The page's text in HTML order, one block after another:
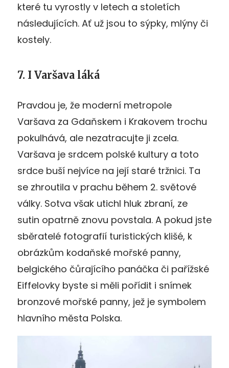
které tu vyrostly v letech a stoletích
následujících. Ať už jsou to sýpky, mlýny či
kostely.
7. I Varšava láká
Pravdou je, že moderní metropole
Varšava za Gdaňskem i Krakovem trochu
pokulhává, ale nezatracujte ji zcela.
Varšava je srdcem polské kultury a toto
srdce buší nejvíce na její staré tržnici. Ta
se zhroutila v prachu během 2. světové
války. Sotva však utichl hluk zbraní, ze
sutin opatrně znovu povstala. A pokud jste
sběratelé fotografií turistických klišé, k
obrázkům kodaňské mořské panny,
belgického čůrajícího panáčka či pařížské
Eiffelovky byste si měli pořídit i snímek
bronzové mořské panny, jež je symbolem
hlavního města Polska.